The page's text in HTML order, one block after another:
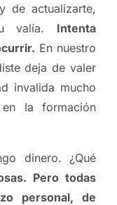
de actualizarte,
valía. Intenta
En nuestro
deja de valer
invalida mucho
la formación
dinero. ¿Qué
Pero todas
personal, de